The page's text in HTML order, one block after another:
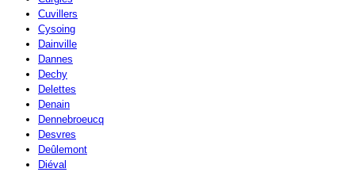
Cuvillers
Cysoing
Dainville
Dannes
Dechy
Delettes
Denain
Dennebroeucq
Desvres
Deûlemont
Diéval